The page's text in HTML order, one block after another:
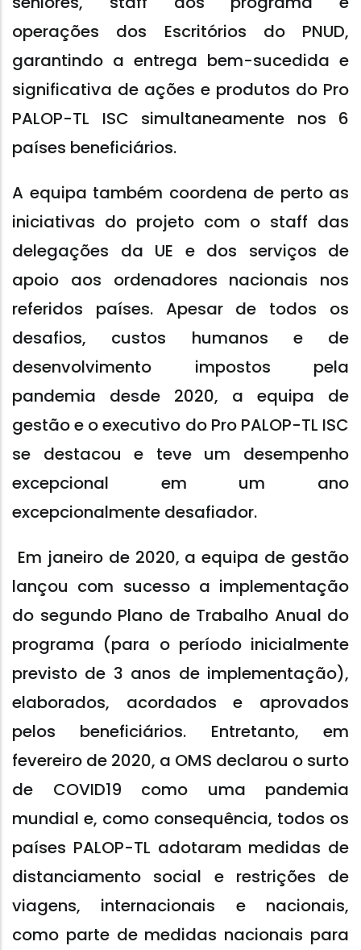
operações dos Escritórios do PNUD,
garantindo a entrega bem-sucedida e
significativa de ações e produtos do Pro
PALOP-TL ISC simultaneamente nos 6
países beneficiários.
A equipa também coordena de perto as
iniciativas do projeto com o staff das
delegações da UE e dos serviços de
apoio aos ordenadores nacionais nos
referidos países. Apesar de todos os
desafios, custos humanos e de
desenvolvimento impostos pela
pandemia desde 2020, a equipa de
gestão e o executivo do Pro PALOP-TL ISC
se destacou e teve um desempenho
excepcional em um ano
excepcionalmente desafiador.
Em janeiro de 2020, a equipa de gestão
lançou com sucesso a implementação
do segundo Plano de Trabalho Anual do
programa (para o período inicialmente
previsto de 3 anos de implementação),
elaborados, acordados e aprovados
pelos beneficiários. Entretanto, em
fevereiro de 2020, a OMS declarou o surto
de COVID19 como uma pandemia
mundial e, como consequência, todos os
países PALOP-TL adotaram medidas de
distanciamento social e restrições de
viagens, internacionais e nacionais,
como parte de medidas nacionais para